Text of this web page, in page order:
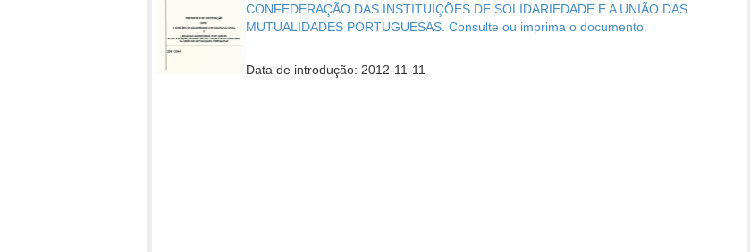
CONFEDERAÇÃO DAS INSTITUIÇÕES DE SOLIDARIEDADE E A UNIÃO DAS
MUTUALIDADES PORTUGUESAS. Consulte ou imprima o documento.
Data de introdução: 2012-11-11